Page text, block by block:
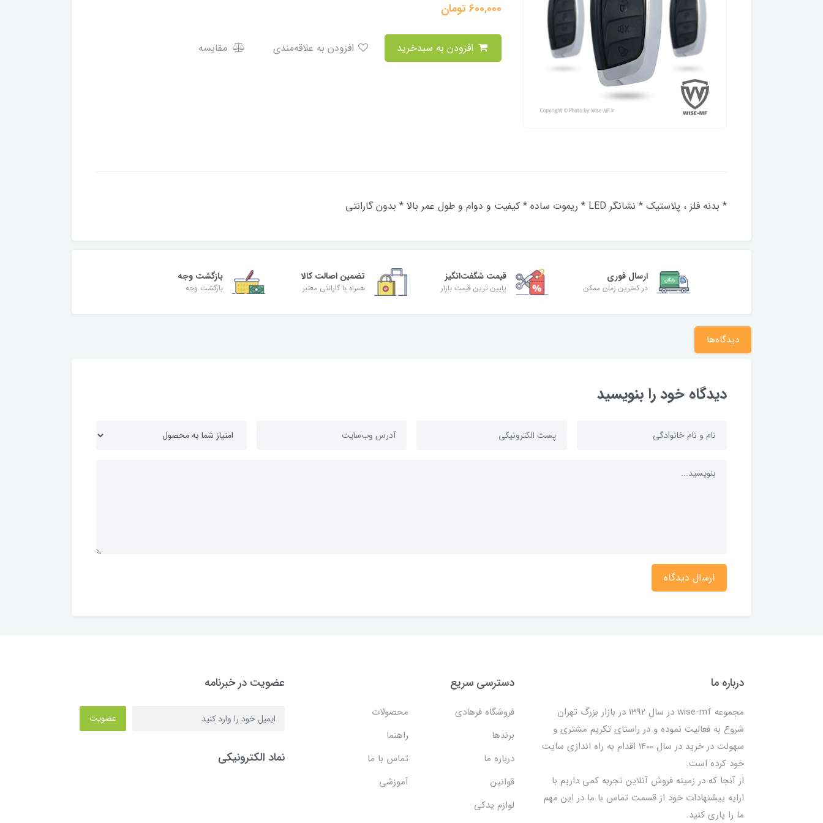
600,000تومان
مقایسه
* بدنه فلز ، پلاستیک * نشانگر LED * ریموت ساده * کیفیت و دوام و طول عمر بالا * بدون گارانتی
ارسال فوری
در کمترین زمان ممکن
قیمت شگفت‌انگیز
پایین ترین قیمت بازار
تضمین اصالت کالا
همراه با گارانتی معتبر
بازگشت وجه
بازگشت وجه
دیدگاه‌ها
دیدگاه خود را بنویسید
ارسال دیدگاه
درباره ما
مجموعه wise-mf در سال 1392 در بازار بزرگ تهران
شروع به فعالیت نموده و در راستای تکریم مشتری و
سهولت در خرید در سال 1400 اقدام به راه اندازی سایت
خود کرده است.
از آنجا که در زمینه فروش آنلاین تجربه کمی داریم با
ارایه پیشنهادات خود از قسمت تماس با ما در این مهم
ما را یاری کنید.
دسترسی سریع
فروشگاه فرهادی
محصولات
برندها
راهنما
درباره ما
تماس با ما
قوانین
آموزشی
لوازم یدکی
عضویت در خبرنامه
عضویت
نماد الکترونیکی